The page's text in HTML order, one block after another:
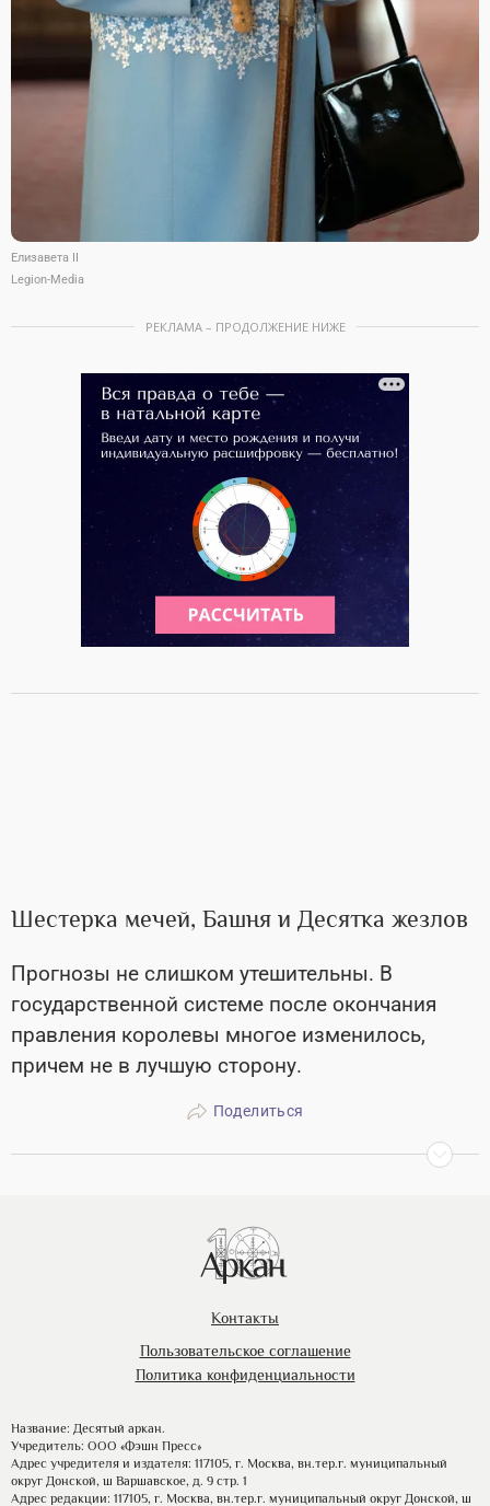
Елизавета II
Legion-Media
РЕКЛАМА – ПРОДОЛЖЕНИЕ НИЖЕ
Шестерка мечей, Башня и Десятка жезлов
Прогнозы не слишком утешительны. В
государственной системе после окончания
правления королевы многое изменилось,
причем не в лучшую сторону.
Поделиться
Контакты
Пользовательское соглашение
Политика конфиденциальности
Название: Десятый аркан.
Учредитель: ООО «Фэшн Пресс»
Адрес учредителя и издателя: 117105, г. Москва, вн.тер.г. муниципальный
округ Донской, ш Варшавское, д. 9 стр. 1
Адрес редакции: 117105, г. Москва, вн.тер.г. муниципальный округ Донской, ш